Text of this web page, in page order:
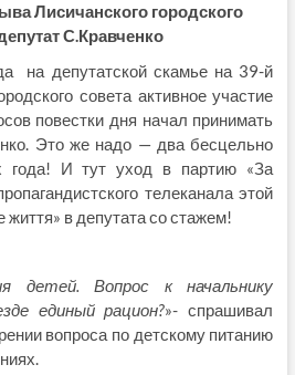
Лисичанского городского
С.Кравченко
на депутатской скамье на 39-й
совета активное участие
повестки дня начал принимать
Это же надо — два бесцельно
года! И тут уход в партию «За
телеканала этой
життя» в депутата со стажем!
Вопрос к начальнику
единый рацион?»- спрашивал
вопроса по детскому питанию